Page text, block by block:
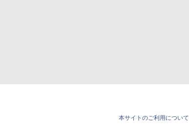
本サイトのご利用について